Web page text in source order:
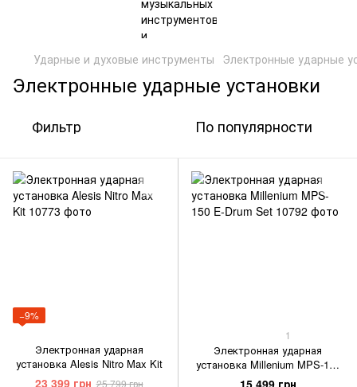
Ударные и духовые инструменты Электронные ударные
Электронные ударные установки
Фильтр По популярности
−9%
Электронная ударная
установка Alesis Nitro Max Kit
23 399 грн 25 799 грн
1
Электронная ударная
установка Millenium MPS-150
E-Drum Set